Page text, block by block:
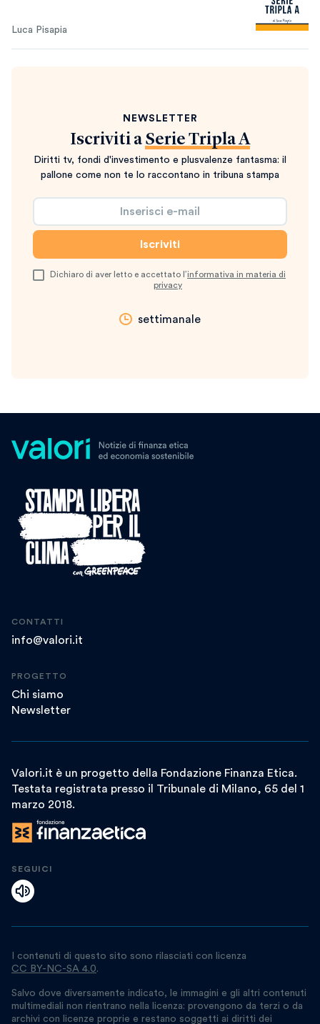
Luca Pisapia
NEWSLETTER
Iscriviti a Serie Tripla A
Diritti tv, fondi d'investimento e plusvalenze fantasma: il
pallone come non te lo raccontano in tribuna stampa
Dichiaro di aver letto e accettato l’informativa in materia di
privacy
settimanale
CONTATTI
info@valori.it
PROGETTO
Chi siamo
Newsletter
Valori.it è un progetto della Fondazione Finanza Etica.
Testata registrata presso il Tribunale di Milano, 65 del 1
marzo 2018.
SEGUICI
I contenuti di questo sito sono rilasciati con licenza
CC BY-NC-SA 4.0.
Salvo dove diversamente indicato, le immagini e gli altri contenuti
multimediali non rientrano nella licenza: provengono da terzi o da
archivi con licenze proprie e restano soggetti ai diritti dei